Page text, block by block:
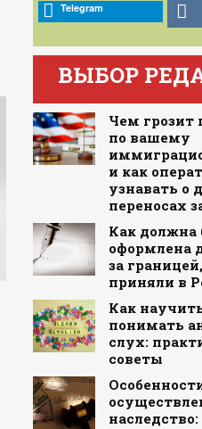
Telegram
ВЫБОР
Чем грозит
по вашему
и как
узнавать о
переносах
Как должна
оформлена
за
приняли в
Как
понимать
слух:
советы